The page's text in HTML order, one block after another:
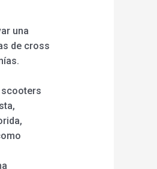
una
de cross
scooters